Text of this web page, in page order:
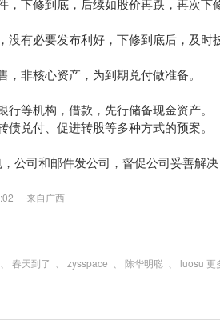
，下修到底，后续如股价再跌，再次下
没有必要发布利好，下修到底后，及时
，非核心资产，为到期兑付做准备。
行等机构，借款，先行储备现金资产。
债兑付、促进转股等多种方式的预案。
公司和邮件发公司，督促公司妥善解
来自广西
春天到了 zysspace 陈华明聪 luosu 更